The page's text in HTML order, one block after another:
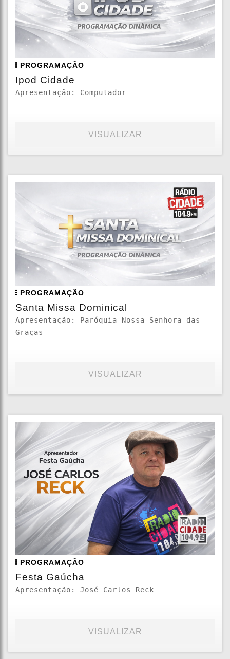
PROGRAMAÇÃO
Ipod Cidade
Apresentação: Computador
VISUALIZAR
PROGRAMAÇÃO
Santa Missa Dominical
Apresentação: Paróquia Nossa Senhora das
Graças
VISUALIZAR
PROGRAMAÇÃO
Festa Gaúcha
Apresentação: José Carlos Reck
VISUALIZAR